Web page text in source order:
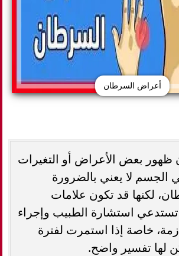
أعراض السرطان
ظهور بعض الأعراض أو التغيرات
الجسم لا يعني بالضرورة
لكنها قد تكون علامات
استشارة الطبيب وإجراء
خاصة إذا استمرت لفترة
لها تفسير واضح.